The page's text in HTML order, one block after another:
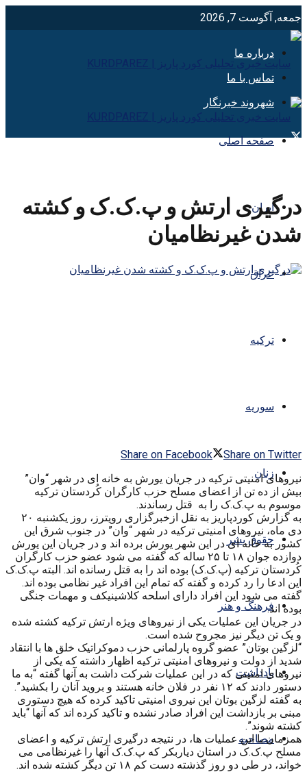
جمعه, آگوست 7, 2026
درباره ما
تماس با ما
شهروند خبرنگار
صفحه اصلی
ایران
عراق
ترکیه
سوریه
زنان
حقوق بشر
فرهنگ و هنر
یادداشت
مصاحبه
درگیری ارتش و پ.ک.ک و کشته
شدن غیرنظامیان
Share on Facebook
Share on Twitter
نیروهای امنیتی ترکیه در جریان یورش به خانه ای در شهر “وان”
بیش از ده تن از اعضای مسلح حزب کارگران کُردستان ترکیه
موسوم به پ.ک.ک را به قتل رساندند.
به گزارش کوردپاریز به نقل ازخبرگزاری رویترز، روز یکشنبه ۲۰
دی ماه، نیروهای امنیتی ترکیه در شهر “وان” در جنوب شرق این
کشور به خانه ای در این شهر یورش برده اند و در جریان این یورش
دوازده جوان ۱۸ تا ۲۵ ساله که گفته می شود عضو حزب کارگران
کُردستان ترکیه (پ.ک.ک) بوده اند را به قتل رسانده اند. البته پ.ک.ک
این ادعا را رد کرده و گفته که تمام این افراد غیر نظامی بوده اند.
گفته می شود این افراد دارای اسلحه کلاشینیکف و مهمات جنگی
بوده اند.
در جریان این عملیات یکی از نیروهای ویژه ارتش ترکیه کشته شده
و یک تن دیگر نیز مجروح شده است.
“لزگین بوتان” عضو گروه پارلمانی حزب دموکراتیک خلق ها با انتقاد
شدید از دولت و نیروهای امنیتی ترکیه اظهار داشته که یکی از
نیروهای امنیتی که در این عملیات شرکت داشت به آنها گفته “به ما
دستور دادند که ۱۲ نفر در فلان خانه هستند و بروید آنان را بکشید”.
به گفته لزگین بوتان این نیروی امنیتی تاکید کرده که هیچ دستوری
مبنی بر بازداشت این افراد صادر نشده و تاکید کرده اند که آنها “باید
کشته شوند”.
همزمان با این عملیات ها، در نتیجه درگیری ارتش ترکیه و اعضای
مسلح پ.ک.ک در استان دیاربکر که پ.ک.ک آنها را غیرنظامی می
خواند، در طی دو روز گذشته دست کم ۱۸ تن دیگر کشته شده اند.